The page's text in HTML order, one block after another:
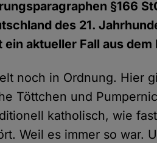
§166
des 21.
aktueller Fall aus dem
noch in Ordnung. Hier
Töttchen und
katholisch, wie
Weil es immer so war.